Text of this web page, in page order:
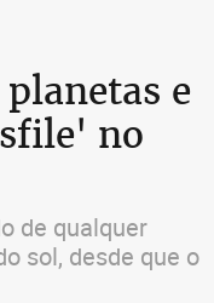
e
no
de qualquer
sol, desde que o